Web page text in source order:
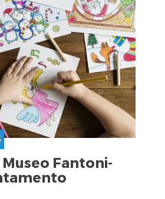
Fantoni-